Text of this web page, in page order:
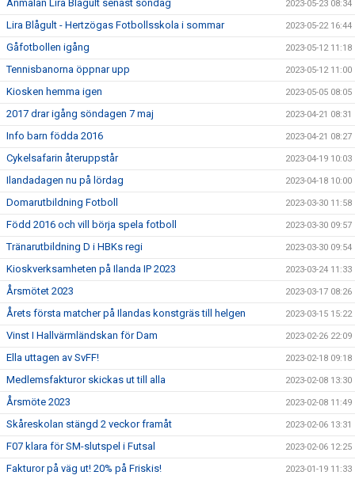
Anmälan Lira Blågult senast söndag 2023-05-23 08:34
Lira Blågult - Hertzögas Fotbollsskola i sommar 2023-05-22 16:44
Gåfotbollen igång 2023-05-12 11:18
Tennisbanorna öppnar upp 2023-05-12 11:00
Kiosken hemma igen 2023-05-05 08:05
2017 drar igång söndagen 7 maj 2023-04-21 08:31
Info barn födda 2016 2023-04-21 08:27
Cykelsafarin återuppstår 2023-04-19 10:03
Ilandadagen nu på lördag 2023-04-18 10:00
Domarutbildning Fotboll 2023-03-30 11:58
Född 2016 och vill börja spela fotboll 2023-03-30 09:57
Tränarutbildning D i HBKs regi 2023-03-30 09:54
Kioskverksamheten på Ilanda IP 2023 2023-03-24 11:33
Årsmötet 2023 2023-03-17 08:26
Årets första matcher på Ilandas konstgräs till helgen 2023-03-15 15:22
Vinst I Hallvärmländskan för Dam 2023-02-26 22:09
Ella uttagen av SvFF! 2023-02-18 09:18
Medlemsfakturor skickas ut till alla 2023-02-08 13:30
Årsmöte 2023 2023-02-08 11:49
Skåreskolan stängd 2 veckor framåt 2023-02-06 13:31
F07 klara för SM-slutspel i Futsal 2023-02-06 12:25
Fakturor på väg ut! 20% på Friskis! 2023-01-19 11:33